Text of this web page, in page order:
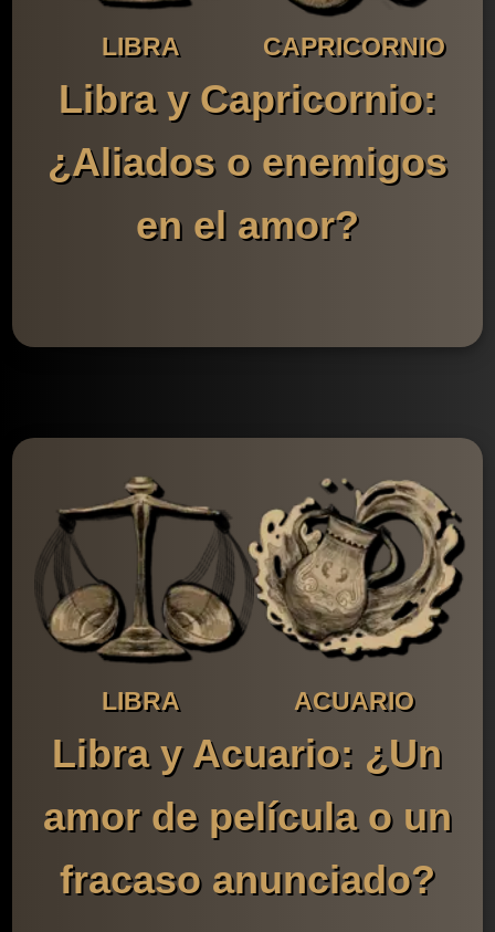
LIBRA CAPRICORNIO
Libra y Capricornio:
¿Aliados o enemigos
en el amor?
LIBRA ACUARIO
Libra y Acuario: ¿Un
amor de película o un
fracaso anunciado?